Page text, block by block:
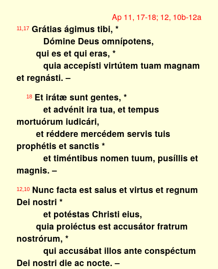
Ap 11, 17-18; 12, 10b-12a
11,17Grátias ágimus tibi, *
Dómine Deus omnípotens,
qui es et qui eras, *
quia accepísti virtútem tuam magnam
et regnásti. –
18Et irátæ sunt gentes, *
et advénit ira tua, et tempus
mortuórum iudicári,
et réddere mercédem servis tuis
prophétis et sanctis *
et timéntibus nomen tuum, pusíllis et
magnis. –
12,10Nunc facta est salus et virtus et regnum
Dei nostri *
et potéstas Christi eius,
quia proiéctus est accusátor fratrum
nostrórum, *
qui accusábat illos ante conspéctum
Dei nostri die ac nocte. –